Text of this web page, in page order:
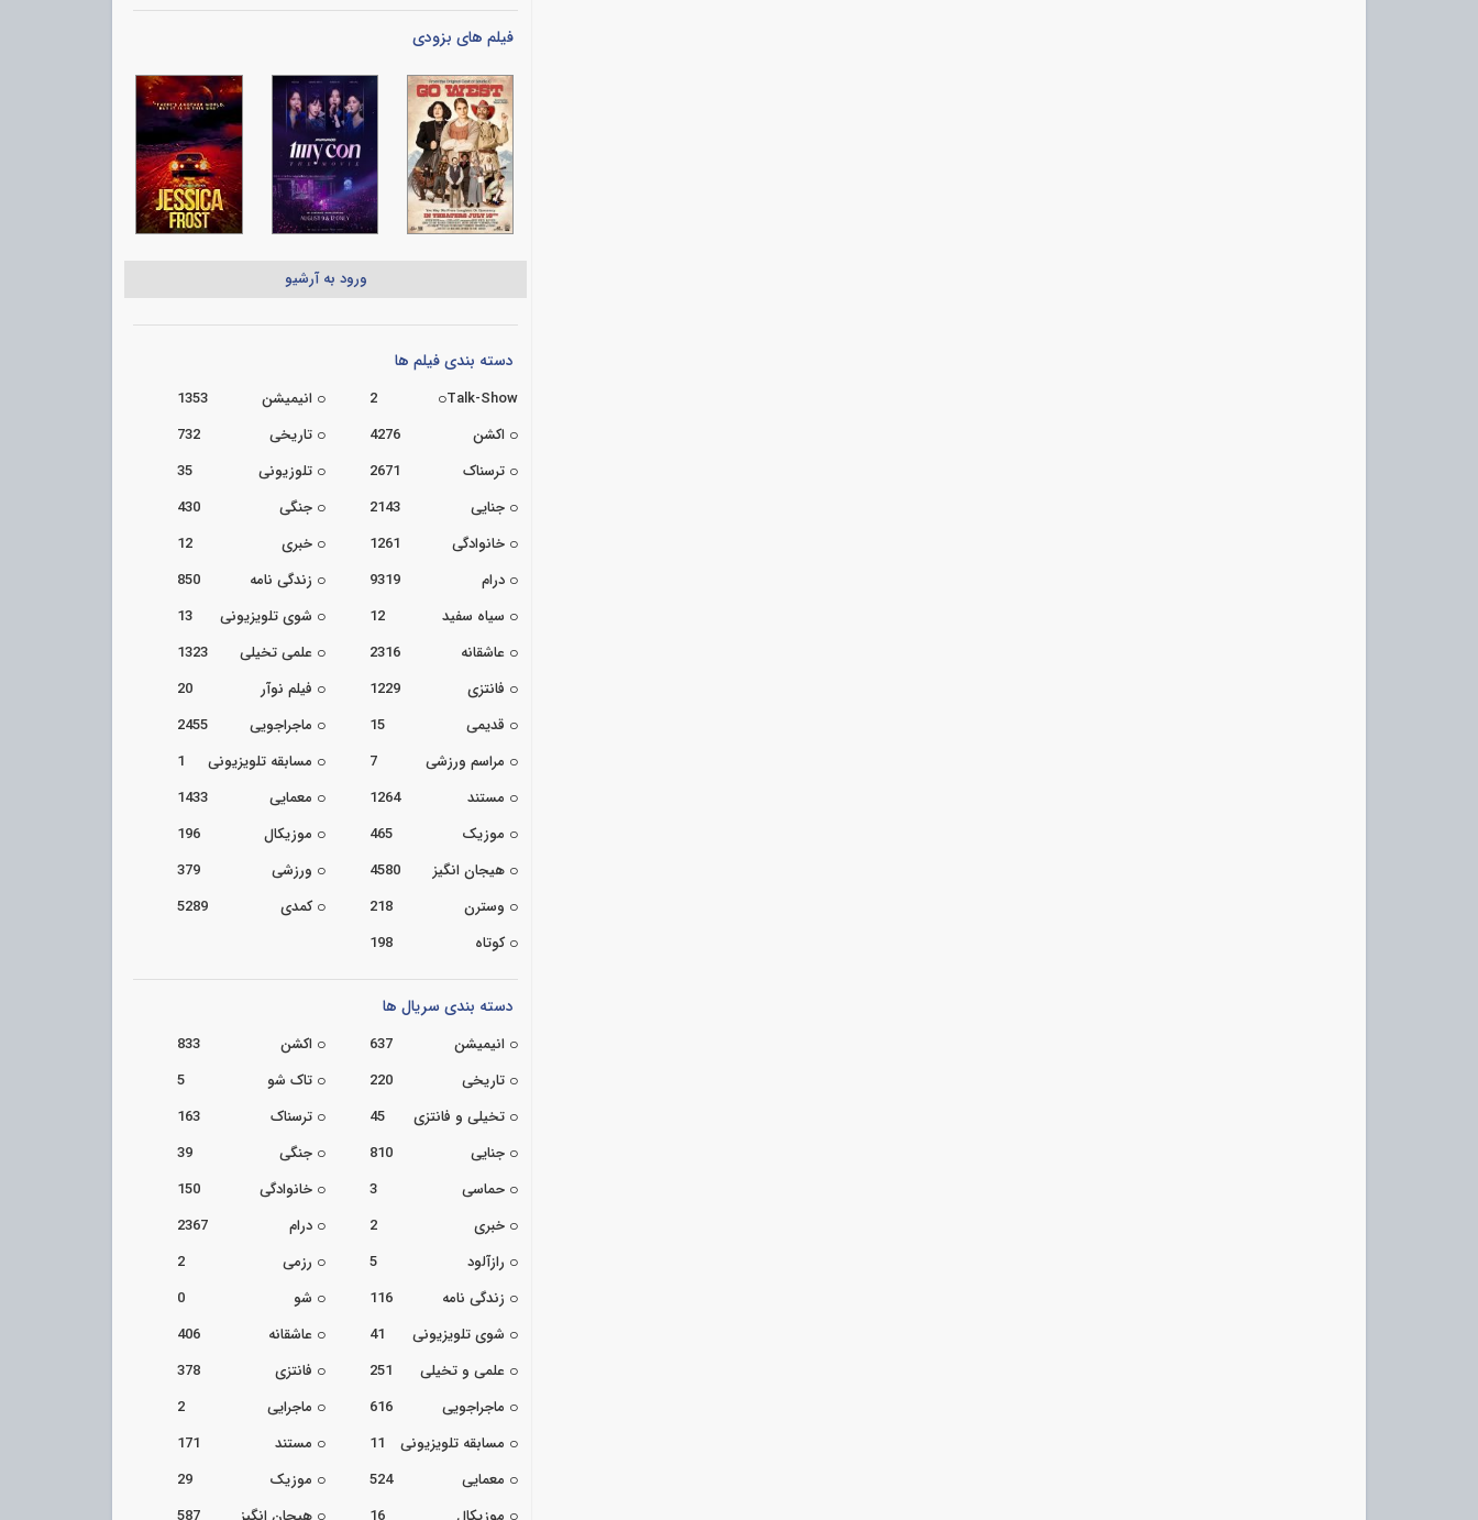
فیلم های بزودی
ورود به آرشیو
دسته بندی فیلم ها
Talk-Show
2 انیمیشن
1353
اکشن
4276 تاریخی
732
ترسناک
2671 تلوزیونی
35
جنایی
2143 جنگی
430
خانوادگی
1261 خبری
12
درام
9319 زندگی نامه
850
سیاه سفید
12 شوی تلویزیونی
13
عاشقانه
2316 علمی تخیلی
1323
فانتزی
1229 فیلم نوآر
20
قدیمی
15 ماجراجویی
2455
مراسم ورزشی
7 مسابقه تلویزیونی
1
مستند
1264 معمایی
1433
موزیک
465 موزیکال
196
هیجان انگیز
4580 ورزشی
379
وسترن
218 کمدی
5289
کوتاه
198
دسته بندی سریال ها
انیمیشن 637 اکشن
833
تاریخی
220 تاک شو
5
تخیلی و فانتزی
45 ترسناک
163
جنایی
810 جنگی
39
حماسی
3 خانوادگی
150
خبری
2 درام
2367
رازآلود
5 رزمی
2
زندگی نامه
116 شو
0
شوی تلویزیونی
41 عاشقانه
406
علمی و تخیلی
251 فانتزی
378
ماجراجویی
616 ماجرایی
2
مسابقه تلویزیونی
11 مستند
171
معمایی
524 موزیک
29